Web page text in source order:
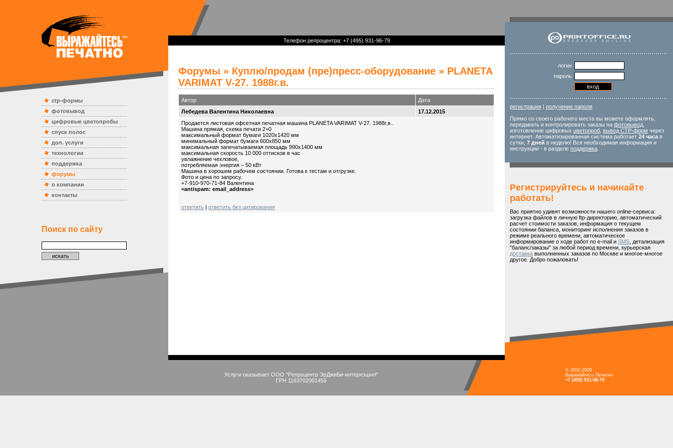
ctp-формы
фотовывод
цифровые цветопробы
спуск полос
доп. услуги
технологии
поддержка
форумы
о компании
контакты
Поиск по сайту
Телефон репроцентра: +7 (495) 931-96-79
Форумы » Куплю/продам (пре)пресс-оборудование » PLANETA
VARIMAT V-27. 1988г.в.
Автор
Дата
Лебедева Валентина Николаевна
17.12.2015
Продается листовая офсетная печатная машина PLANETA VARIMAT V-27. 1988г.в..
Машина прямая, схема печати 2+0
максимальный формат бумаги 1020х1420 мм
минимальный формат бумаги 600х850 мм
максимальная запечатываемая площадь 990х1400 мм
максимальная скорость 10 000 оттисков в час
увлажнение чехловое,
потребляемая энергия – 50 кВт
Машина в хорошем рабочем состоянии. Готова к тестам и отгрузке.
Фото и цена по запросу.
+7-910-970-71-84 Валентина
<antispam: email_address>
ответить | ответить без цитирования
логин
пароль
регистрация | получение пароля
Прямо со своего рабочего места вы можете оформлять,
передавать и контролировать заказы на фотовывод
изготовление цифровых цветопроб вывод CTP-форм через
интернет. Автоматизированная система работает 24 часа в
сутки, 7 дней в неделю! Вся необходимая информация и
инструкции - в разделе поддержка
Регистрируйтесь и начинайте
работать!
Вас приятно удивят возможности нашего online-сервиса:
загрузка файлов в личную ftp-директорию, автоматический
расчет стоимости заказов, информация о текущем
состоянии баланса, мониторинг исполнения заказов в
режиме реального времени, автоматическое
информирование о ходе работ по e-mail и SMS , детализация
"баланс/заказы" за любой период времени, курьерская
доставка выполненных заказов по Москве и многое-многое
другое. Добро пожаловать!
Услуги оказывает ООО "Репроцентр ЭрДжиБи-интернэшнл"
ГРН 1163702061456
© 2001-2009
Выражайтесь Печатно
+7 (495) 931-96-79